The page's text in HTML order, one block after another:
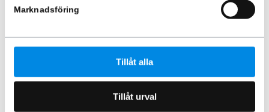
Marknadsföring
Tillåt alla
Tillåt urval